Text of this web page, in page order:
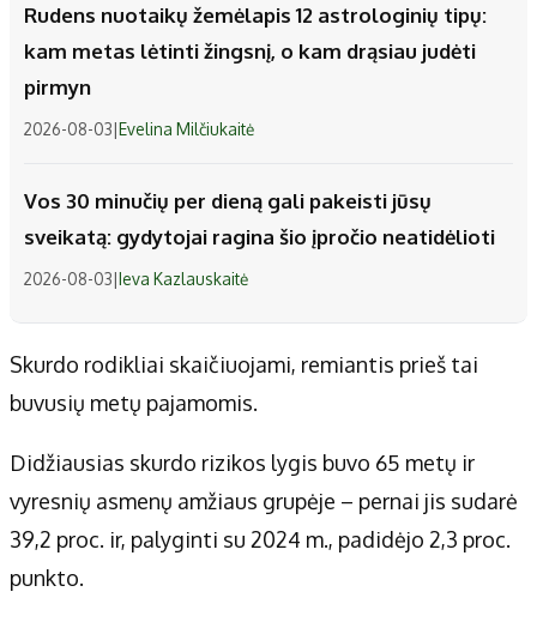
Rudens nuotaikų žemėlapis 12 astrologinių tipų:
kam metas lėtinti žingsnį, o kam drąsiau judėti
pirmyn
2026-08-03|Evelina Milčiukaitė
Vos 30 minučių per dieną gali pakeisti jūsų
sveikatą: gydytojai ragina šio įpročio neatidėlioti
2026-08-03|Ieva Kazlauskaitė
Skurdo rodikliai skaičiuojami, remiantis prieš tai
buvusių metų pajamomis.
Didžiausias skurdo rizikos lygis buvo 65 metų ir
vyresnių asmenų amžiaus grupėje – pernai jis sudarė
39,2 proc. ir, palyginti su 2024 m., padidėjo 2,3 proc.
punkto.